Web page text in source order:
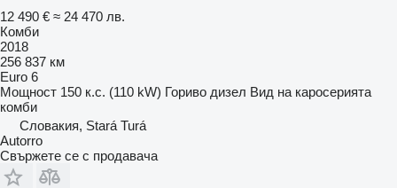
12 490 € ≈ 24 470 лв.
Комби
2018
256 837 км
Euro 6
Мощност 150 к.с. (110 kW) Гориво дизел Вид на каросерията
комби
Словакия, Stará Turá
Autorro
Свържете се с продавача